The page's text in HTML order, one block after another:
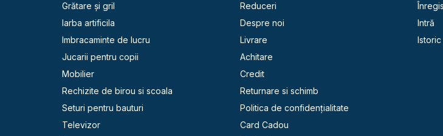
Grătare și gril
Iarba artificila
Imbracaminte de lucru
Jucarii pentru copii
Mobilier
Rechizite de birou si scoala
Seturi pentru bauturi
Televizor
Reduceri
Despre noi
Livrare
Achitare
Credit
Returnare si schimb
Politica de confidențialitate
Card Cadou
Intră